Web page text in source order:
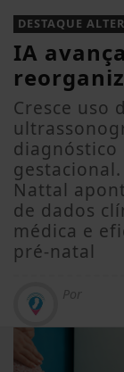
EM ALTA
DESTAQUE
IA
Cresce uso
Nattal
de dados
médica e
pré-natal
Por